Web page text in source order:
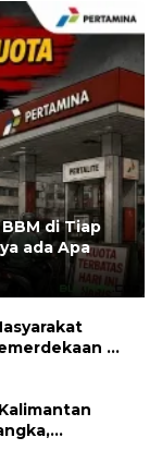
di Tiap
ada Apa
RI
Merah
Milyard